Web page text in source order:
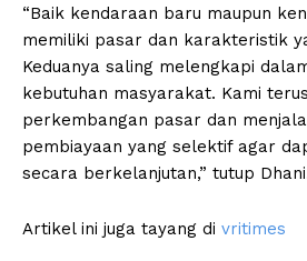
“Baik kendaraan baru maupun
memiliki pasar dan karakteristik
Keduanya saling melengkapi
kebutuhan masyarakat. Kami
perkembangan pasar dan
pembiayaan yang selektif agar
secara berkelanjutan,” tutup
Artikel ini juga tayang di vritimes